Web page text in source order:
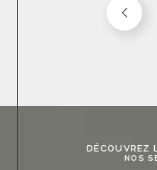
DÉCOUVREZ
NOS